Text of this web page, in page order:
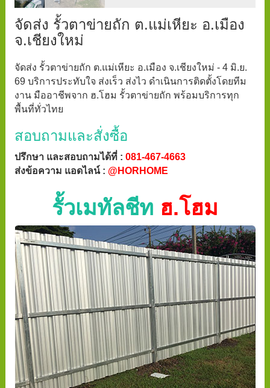
จัดส่ง รั้วตาข่ายถัก ต.แม่เหียะ อ.เมือง
จ.เชียงใหม่
จัดส่ง รั้วตาข่ายถัก ต.แม่เหียะ อ.เมือง จ.เชียงใหม่ - 4 มิ.ย.
69 บริการประทับใจ ส่งเร็ว ส่งไว ดำเนินการติดตั้งโดยทีม
งาน มืออาชีพจาก ฮ.โฮม รั้วตาข่ายถัก พร้อมบริการทุก
พื้นที่ทั่วไทย
สอบถามและสั่งซื้อ
ปรึกษา และสอบถามได้ที่ : 081-467-4663
ส่งข้อความ แอดไลน์ : @HORHOME
รั้วเมทัลชีท ฮ.โฮม